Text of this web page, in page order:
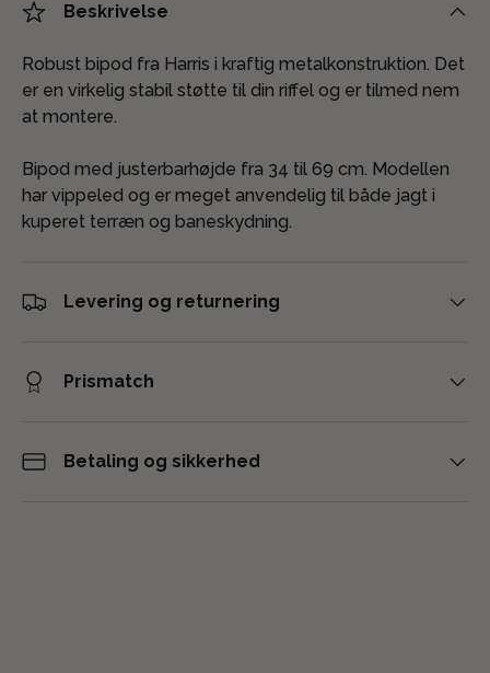
Beskrivelse
Robust bipod fra Harris i kraftig metalkonstruktion. Det
er en virkelig stabil støtte til din riffel og er tilmed nem
at montere.
Bipod med justerbarhøjde fra 34 til 69 cm. Modellen
har vippeled og er meget anvendelig til både jagt i
kuperet terræn og baneskydning.
Levering og returnering
Prismatch
Betaling og sikkerhed